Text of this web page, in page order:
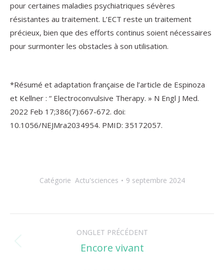
pour certaines maladies psychiatriques sévères
résistantes au traitement. L’ECT reste un traitement
précieux, bien que des efforts continus soient nécessaires
pour surmonter les obstacles à son utilisation.
*Résumé et adaptation française de l’article de Espinoza
et Kellner : “ Electroconvulsive Therapy. » N Engl J Med.
2022 Feb 17;386(7):667-672. doi:
10.1056/NEJMra2034954. PMID: 35172057.
Catégorie Actu'sciences 9 septembre 2024
ONGLET PRÉCÉDENT
Onglet
Encore vivant